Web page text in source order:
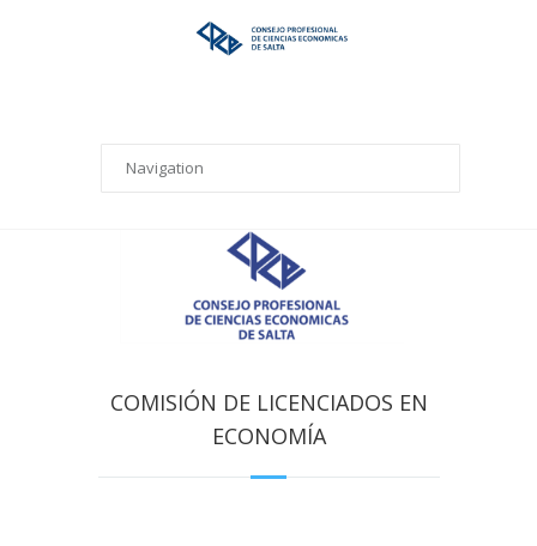
COMISIÓN DE LICENCIADOS EN
ECONOMÍA